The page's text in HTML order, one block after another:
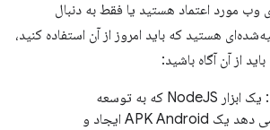
وب مورد اعتماد هستید یا فقط به دنبال
هستید که باید امروز از آن استفاده کنید،
از آن آگاه باشید:
: یک ابزار NodeJS که به توسعه
دهندگان اجازه می دهد یک APK Android ایجاد و